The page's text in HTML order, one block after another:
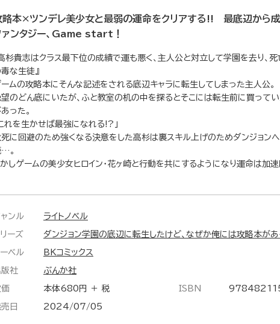
略本×ツンデレ美少女と最弱の運命をクリアする!! 最底辺から
ァンタジー、Game start！
杉貴志はクラス最下位の成績で運も悪く、主人公と対立して学園を去り、
な生徒』
ムの攻略本にそんな記述をされる底辺キャラに転生してしまった主人公。
のどん底にいたが、ふと教室の机の中を探るとそこには転生前に買って
った。
れを生かせば最強になれる!?」
に回避のため強くなる決意をした高杉は裏スキル上げのためダンジョン
。
しゲームの美少女ヒロイン・花ヶ崎と行動を共にするようになり運命は加
ンル ライトノベル
ーズ ダンジョン学園の底辺に転生したけど、なぜか俺には攻略本があ
ベル BKコミックス
社 ぶんか社
本体680円 ＋ 税
日 2024/07/05
ISBN